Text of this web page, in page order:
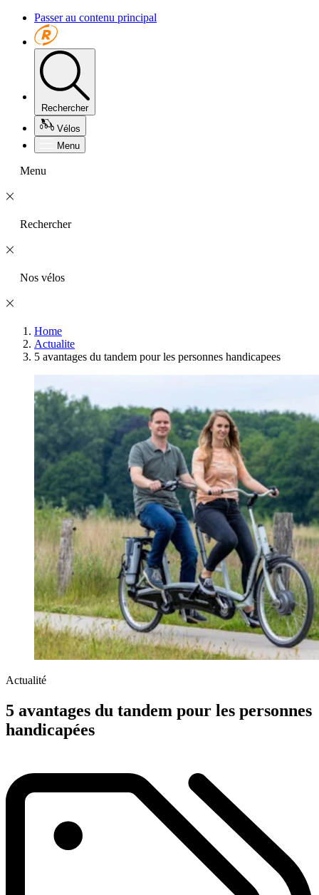
Passer au contenu principal
Rechercher
Vélos
Menu
Menu
Rechercher
Nos vélos
Home
Actualite
5 avantages du tandem pour les personnes handicapees
Actualité
5 avantages du tandem pour les personnes
handicapées